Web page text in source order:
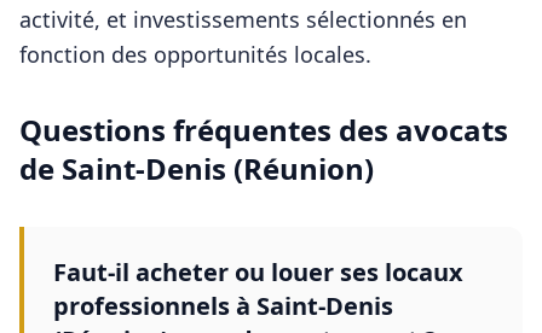
activité, et investissements sélectionnés en
fonction des opportunités locales.
Questions fréquentes des avocats
de Saint-Denis (Réunion)
Faut-il acheter ou louer ses locaux
professionnels à Saint-Denis